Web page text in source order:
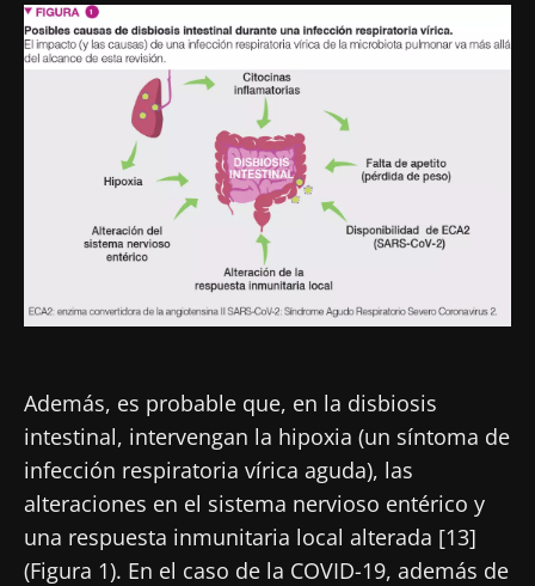
Imagen
Además, es probable que, en la disbiosis
intestinal, intervengan la hipoxia (un síntoma de
infección respiratoria vírica aguda), las
alteraciones en el sistema nervioso entérico y
una respuesta inmunitaria local alterada [13]
(Figura 1). En el caso de la COVID-19, además de